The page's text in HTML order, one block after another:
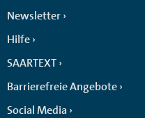
Newsletter
Hilfe
SAARTEXT
Barrierefreie Angebote
Social Media